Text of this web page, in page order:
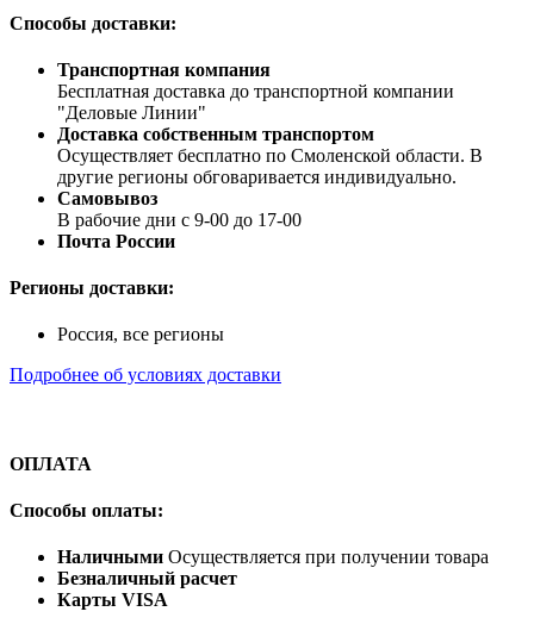
Способы доставки:
Транспортная компания
Бесплатная доставка до транспортной компании
"Деловые Линии"
Доставка собственным транспортом
Осуществляет бесплатно по Смоленской области. В
другие регионы обговаривается индивидуально.
Самовывоз
В рабочие дни с 9-00 до 17-00
Почта России
Регионы доставки:
Россия, все регионы
Подробнее об условиях доставки
ОПЛАТА
Способы оплаты:
Наличными Осуществляется при получении товара
Безналичный расчет
Карты VISA